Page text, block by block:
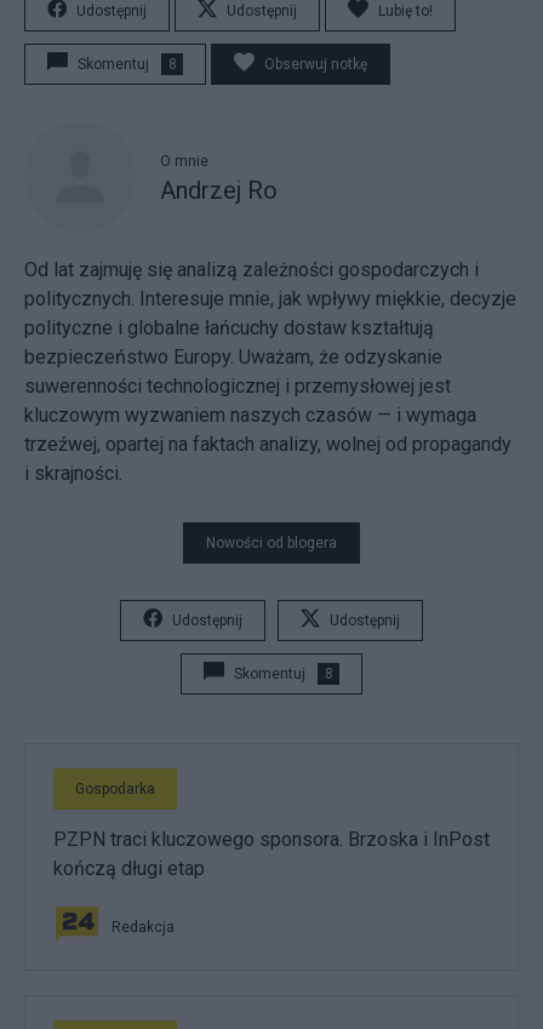
Udostępnij Udostępnij Lubię to!
Skomentuj 8 Obserwuj notkę
O mnie
Andrzej Ro
Od lat zajmuję się analizą zależności gospodarczych i
politycznych. Interesuje mnie, jak wpływy miękkie, decyzje
polityczne i globalne łańcuchy dostaw kształtują
bezpieczeństwo Europy. Uważam, że odzyskanie
suwerenności technologicznej i przemysłowej jest
kluczowym wyzwaniem naszych czasów — i wymaga
trzeźwej, opartej na faktach analizy, wolnej od propagandy
i skrajności.
Nowości od blogera
Udostępnij Udostępnij
Skomentuj 8
Gospodarka
PZPN traci kluczowego sponsora. Brzoska i InPost
kończą długi etap
Redakcja